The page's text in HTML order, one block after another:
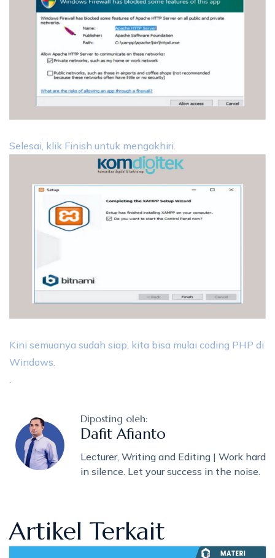
Selesai, klik Finish untuk mengakhiri.
Kini semuanya sudah siap, kita bisa mulai coding PHP di
Windows.
Diposting oleh:
Dafit Afianto
Lecturer, Writing and Editing | Work hard
in silence. Let your success in the noise.
Artikel Terkait